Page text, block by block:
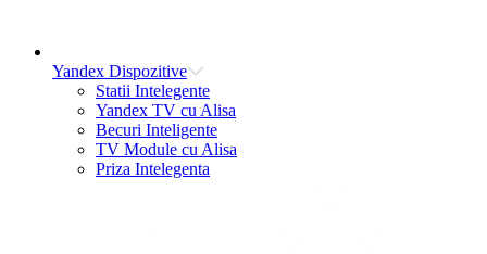
Yandex Dispozitive
Statii Intelegente
Yandex TV cu Alisa
Becuri Inteligente
TV Module cu Alisa
Priza Intelegenta